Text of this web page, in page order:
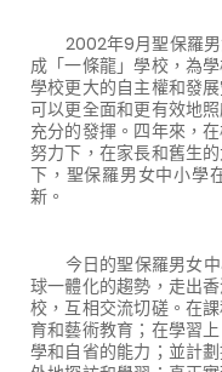
2002年9月聖保羅
成「一條龍」學校，為
學校更大的自主權和發
可以更全面和更有效地
充分的發揮。四年來，
努力下，在家長和舊生
下，聖保羅男女中小學
新。
今日的聖保羅男女中
球一體化的趨勢，走出
校，互相交流切磋。在
育和藝術教育；在學習
學和自省的能力；並計